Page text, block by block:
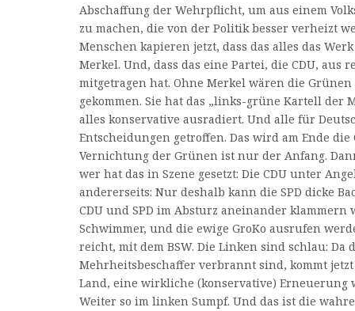
Abschaffung der Wehrpflicht, um aus einem
zu machen, die von der Politik besser verheizt
Menschen kapieren jetzt, dass das alles das
Merkel. Und, dass das eine Partei, die CDU, aus
mitgetragen hat. Ohne Merkel wären die
gekommen. Sie hat das „links-grüne Kartell der
alles konservative ausradiert. Und alle für
Entscheidungen getroffen. Das wird am Ende die
Vernichtung der Grünen ist nur der Anfang.
wer hat das in Szene gesetzt: Die CDU unter
andererseits: Nur deshalb kann die SPD dicke
CDU und SPD im Absturz aneinander
Schwimmer, und die ewige GroKo ausrufen
reicht, mit dem BSW. Die Linken sind schlau: Da
Mehrheitsbeschaffer verbrannt sind, kommt jetzt
Land, eine wirkliche (konservative) Erneuerung
Weiter so im linken Sumpf. Und das ist die